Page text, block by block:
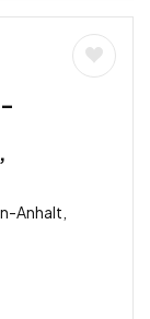
Anhalt,